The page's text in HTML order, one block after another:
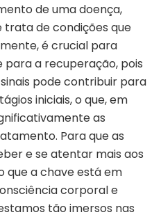
de uma doença,
de condições que
é crucial para
a recuperação, pois
pode contribuir para
iniciais, o que, em
as
Para que as
e se atentar mais aos
que a chave está em
corporal e
tão imersos nas